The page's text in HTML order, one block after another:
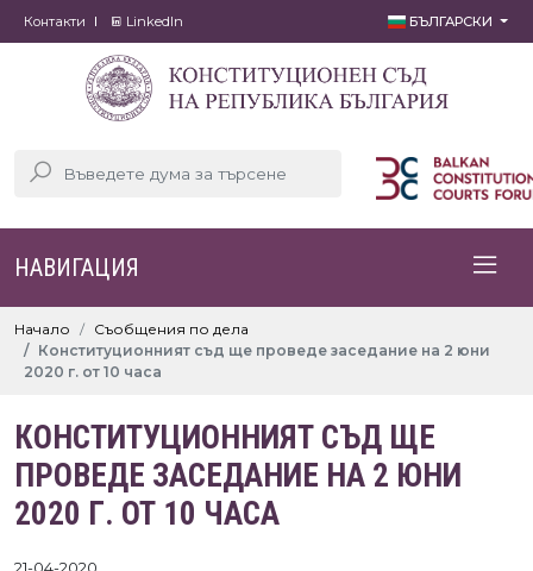
Контакти LinkedIn БЪЛГАРСКИ
НАВИГАЦИЯ
Начало
Съобщения по дела
Конституционният съд ще проведе заседание на 2 юни
2020 г. от 10 часа
КОНСТИТУЦИОННИЯТ СЪД ЩЕ
ПРОВЕДЕ ЗАСЕДАНИЕ НА 2 ЮНИ
2020 Г. ОТ 10 ЧАСА